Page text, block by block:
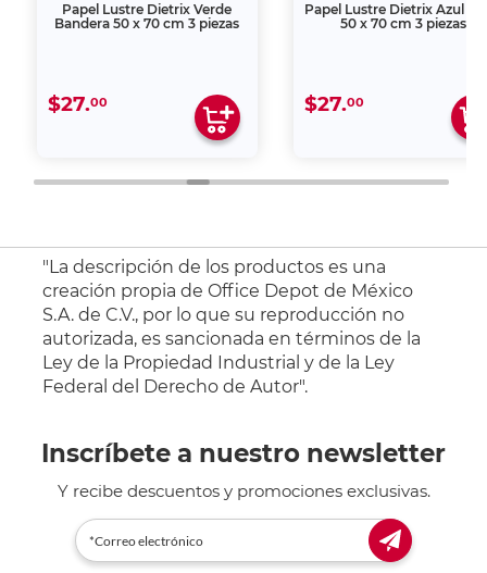
Papel Lustre Dietrix Verde
Bandera 50 x 70 cm 3 piezas
$27.00
Papel Lustre Dietrix Azul
50 x 70 cm 3 piezas
$27.00
"La descripción de los productos es una
creación propia de Office Depot de México
S.A. de C.V., por lo que su reproducción no
autorizada, es sancionada en términos de la
Ley de la Propiedad Industrial y de la Ley
Federal del Derecho de Autor".
Inscríbete a nuestro newsletter
Y recibe descuentos y promociones exclusivas.